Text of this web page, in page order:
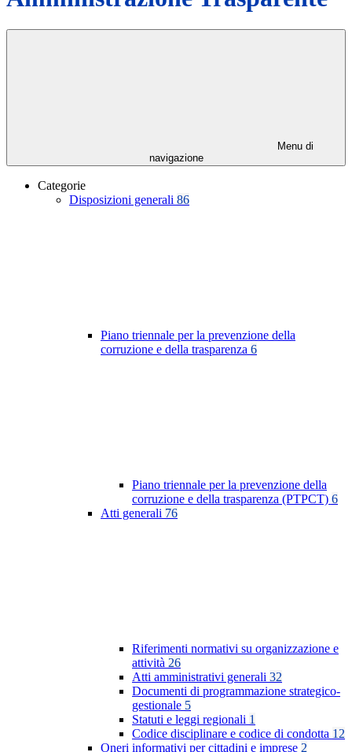
Menu di
navigazione
Categorie
Disposizioni generali 86
Piano triennale per la prevenzione della
corruzione e della trasparenza 6
Piano triennale per la prevenzione della
corruzione e della trasparenza (PTPCT) 6
Atti generali 76
Riferimenti normativi su organizzazione e
attività 26
Atti amministrativi generali 32
Documenti di programmazione strategico-
gestionale 5
Statuti e leggi regionali 1
Codice disciplinare e codice di condotta 12
Oneri informativi per cittadini e imprese 2